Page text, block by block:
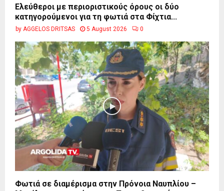
Ελεύθεροι με περιοριστικούς όρους οι δύο
κατηγορούμενοι για τη φωτιά στα Φίχτια...
by AGGELOS DRITSAS 5 August 2026 0
Φωτιά σε διαμέρισμα στην Πρόνοια Ναυπλίου –